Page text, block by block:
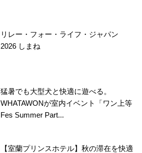
リレー・フォー・ライフ・ジャパン
2026 しまね
猛暑でも大型犬と快適に遊べる。
WHATAWONが室内イベント「ワン上等
Fes Summer Part...
【室蘭プリンスホテル】秋の滞在を快適